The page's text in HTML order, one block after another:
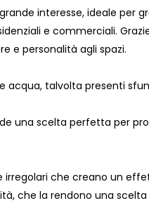
interesse, ideale per
e commerciali.
e personalità agli spazi.
talvolta presenti
una scelta perfetta per
che creano un
che la rendono una